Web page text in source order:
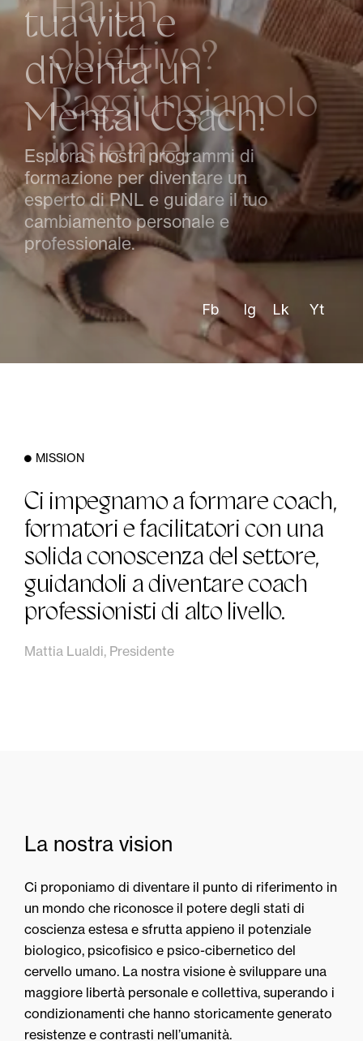
Fb Ig Lk Yt
Hai un
obiettivo?
Raggiungiamolo
insieme!
Approfitta delle nostre sessioni
di coaching personalizzate per
superare le tue sfide e
realizzare i tuoi obbiettivi.
MISSION
Ci impegnamo a formare coach,
formatori e facilitatori con una
solida conoscenza del settore,
guidandoli a diventare coach
professionisti di alto livello.
Mattia Lualdi, Presidente
La nostra vision
Ci proponiamo di diventare il punto di riferimento in
un mondo che riconosce il potere degli stati di
coscienza estesa e sfrutta appieno il potenziale
biologico, psicofisico e psico-cibernetico del
cervello umano. La nostra visione è sviluppare una
maggiore libertà personale e collettiva, superando i
condizionamenti che hanno storicamente generato
resistenze e contrasti nell’umanità.